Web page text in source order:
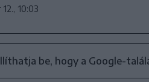
10:03
be, hogy a Google-